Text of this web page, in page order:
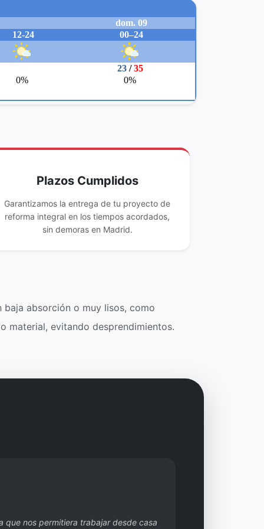
Plazos Cumplidos
Garantizamos la entrega de tu proyecto de
reforma integral en los tiempos acordados,
sin demoras en Madrid.
absorción o muy lisos, como
material, evitando desprendimientos.
que nos permitiera trabajar desde casa